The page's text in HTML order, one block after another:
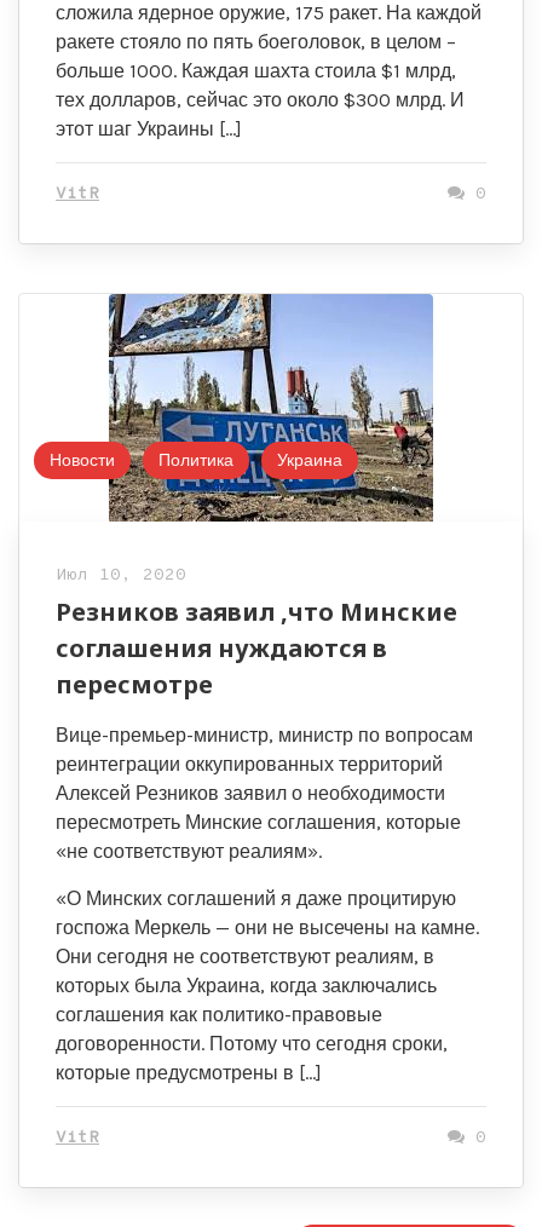
сложила ядерное оружие, 175 ракет. На каждой
ракете стояло по пять боеголовок, в целом –
больше 1000. Каждая шахта стоила $1 млрд,
тех долларов, сейчас это около $300 млрд. И
этот шаг Украины […]
VitR 0
Новости Политика Украина
Июл 10, 2020
Резников заявил ,что Минские
соглашения нуждаются в
пересмотре
Вице-премьер-министр, министр по вопросам
реинтеграции оккупированных территорий
Алексей Резников заявил о необходимости
пересмотреть Минские соглашения, которые
«не соответствуют реалиям».
«О Минских соглашений я даже процитирую
госпожа Меркель — они не высечены на камне.
Они сегодня не соответствуют реалиям, в
которых была Украина, когда заключались
соглашения как политико-правовые
договоренности. Потому что сегодня сроки,
которые предусмотрены в […]
VitR 0